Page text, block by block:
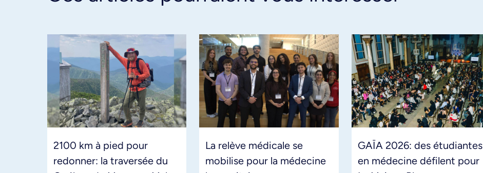
2100 km à pied pour
redonner: la traversée du
La relève médicale se
mobilise pour la médecine
GAÏA 2026: des étudiantes
en médecine défilent pour